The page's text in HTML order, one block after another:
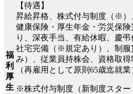
福
利
厚
生
【待遇】
昇給昇格、株式付与制度（※）
健康保険・厚生年金・労災保
り、深夜手当、有給休暇、慶弔
社宅完備（※規定あり）、制服
み）、従業員持株会、資格取
（再雇用として原則65歳迄就業
※株式付与制度（新制度スター